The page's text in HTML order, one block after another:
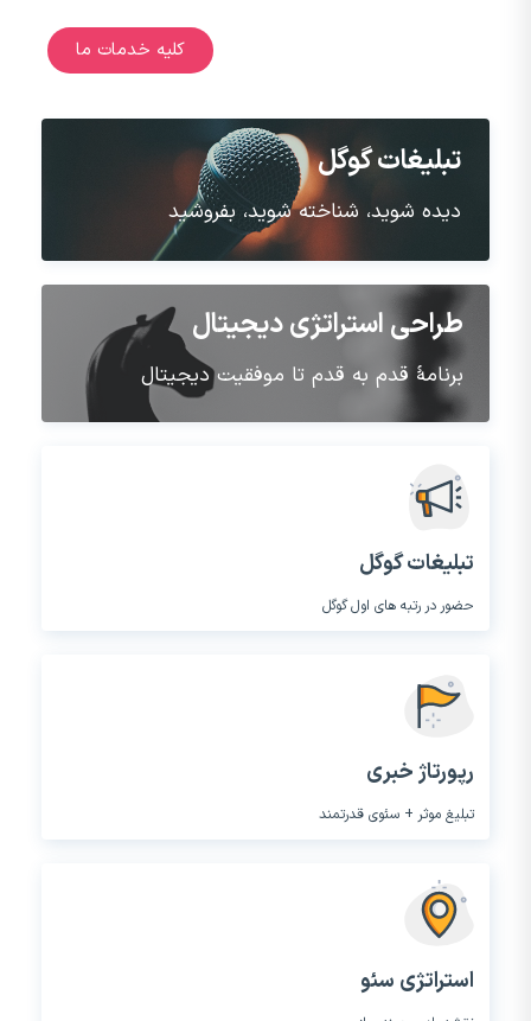
کلیه خدمات ما
تبلیغات گوگل
دیده شوید، شناخته شوید، بفروشید
طراحی استراتژی دیجیتال
برنامۀ قدم به قدم تا موفقیت دیجیتال
تبلیغات گوگل
حضور در رتبه های اول گوگل
رپورتاژ خبری
تبلیغ موثر + سئوی قدرتمند
استراتژی سئو